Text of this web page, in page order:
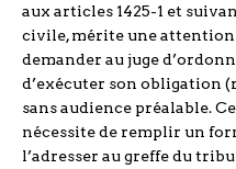
aux articles 1425-1 et
civile, mérite une
demander au juge
d’exécuter son obligation
sans audience préalable.
nécessite de remplir un
l’adresser au greffe du